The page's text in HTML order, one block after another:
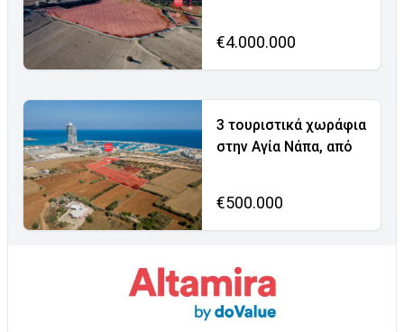
€4.000.000
3 τουριστικά χωράφια
στην Αγία Νάπα, από
€500.000